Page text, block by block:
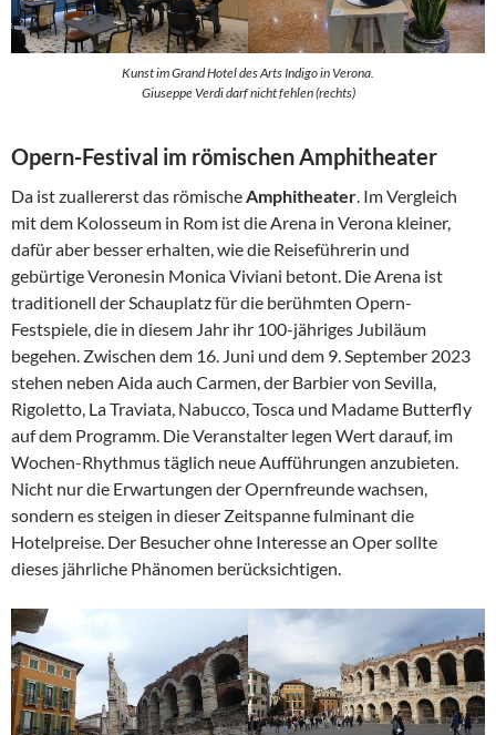
Kunst im Grand Hotel des Arts Indigo in Verona.
Giuseppe Verdi darf nicht fehlen (rechts)
Opern-Festival im römischen Amphitheater
Da ist zuallererst das römische Amphitheater . Im Vergleich
mit dem Kolosseum in Rom ist die Arena in Verona kleiner,
dafür aber besser erhalten, wie die Reiseführerin und
gebürtige Veronesin Monica Viviani betont. Die Arena ist
traditionell der Schauplatz für die berühmten Opern-
Festspiele, die in diesem Jahr ihr 100-jähriges Jubiläum
begehen. Zwischen dem 16. Juni und dem 9. September 2023
stehen neben Aida auch Carmen, der Barbier von Sevilla,
Rigoletto, La Traviata, Nabucco, Tosca und Madame Butterfly
auf dem Programm. Die Veranstalter legen Wert darauf, im
Wochen-Rhythmus täglich neue Aufführungen anzubieten.
Nicht nur die Erwartungen der Opernfreunde wachsen,
sondern es steigen in dieser Zeitspanne fulminant die
Hotelpreise. Der Besucher ohne Interesse an Oper sollte
dieses jährliche Phänomen berücksichtigen.